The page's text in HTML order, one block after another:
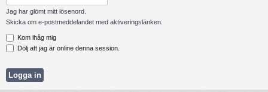
Jag har glömt mitt lösenord.
Skicka om e-postmeddelandet med aktiveringslänken.
Kom ihåg mig
Dölj att jag är online denna session.